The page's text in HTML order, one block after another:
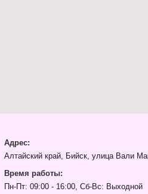
Адрес:
Алтайский край, Бийск, улица Вали
Время работы:
Пн-Пт: 09:00 - 16:00, Сб-Вс: Выходной